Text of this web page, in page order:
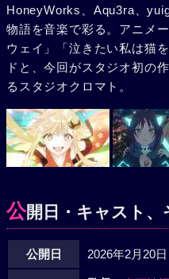
HoneyWorks、Aqu3ra、
物語を音楽で彩る。アニメ
ウェイ」「泣きたい私は猫
ドと、今回がスタジオ初の
るスタジオクロマト。
公開日・キャスト、
公開日 2026年2月20日